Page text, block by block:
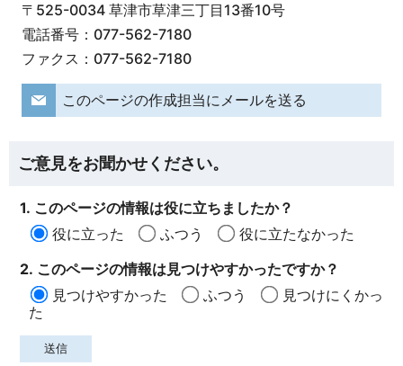
〒525-0034 草津市草津三丁目13番10号
電話番号：077-562-7180
ファクス：077-562-7180
このページの作成担当にメールを送る
ご意見をお聞かせください。
1. このページの情報は役に立ちましたか？
役に立った
ふつう
役に立たなかった
2. このページの情報は見つけやすかったですか？
見つけやすかった
ふつう
見つけにくかっ
た